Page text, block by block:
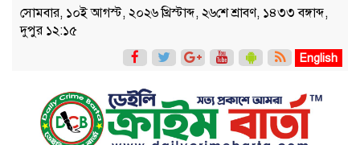
সোমবার, ১০ই আগস্ট, ২০২৬ খ্রিস্টাব্দ, ২৬শে শ্রাবণ, ১৪৩৩ বঙ্গাব্দ,
দুপুর ১২:১৫
English